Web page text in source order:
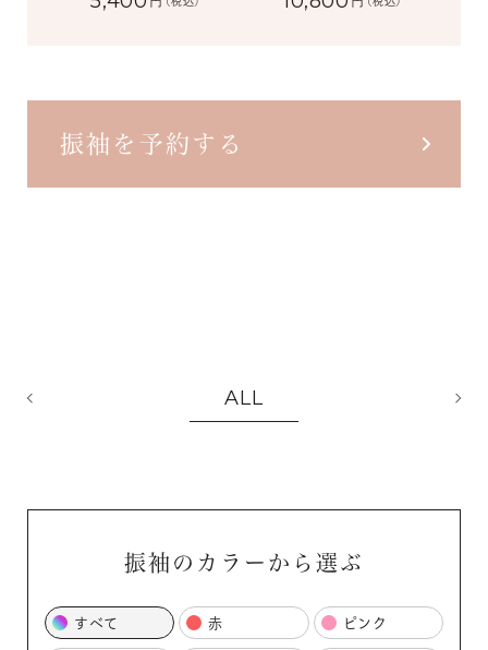
振袖を予約する
ALL
振袖のカラーから選ぶ
すべて 赤 ピンク